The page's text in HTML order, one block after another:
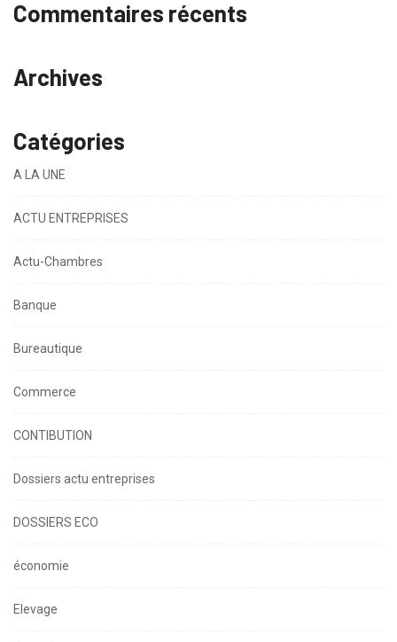
Commentaires récents
Archives
Catégories
A LA UNE
ACTU ENTREPRISES
Actu-Chambres
Banque
Bureautique
Commerce
CONTIBUTION
Dossiers actu entreprises
DOSSIERS ECO
économie
Elevage